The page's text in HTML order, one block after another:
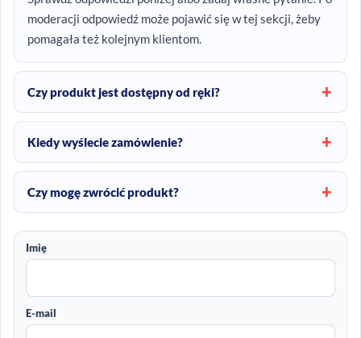
moderacji odpowiedź może pojawić się w tej sekcji, żeby
pomagała też kolejnym klientom.
Czy produkt jest dostępny od ręki?
Kiedy wyślecie zamówienie?
Czy mogę zwrócić produkt?
Imię
E-mail